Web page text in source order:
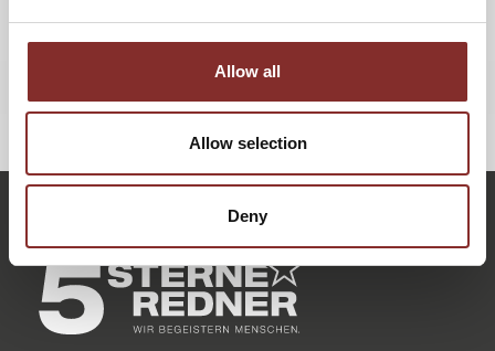
Allow all
Allow selection
Deny
ZURÜCK